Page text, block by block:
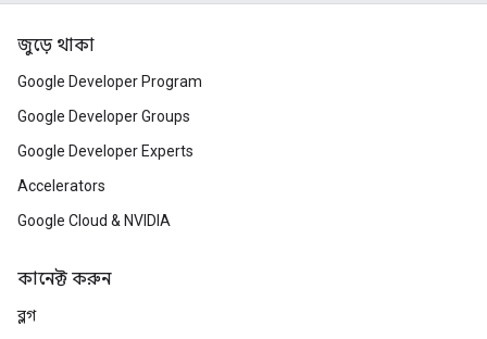
জুড়ে থাকা
Google Developer Program
Google Developer Groups
Google Developer Experts
Accelerators
Google Cloud & NVIDIA
কানেক্ট করুন
ব্লগ